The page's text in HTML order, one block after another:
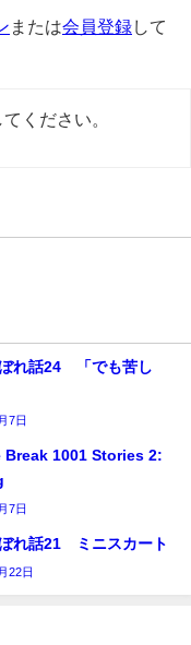
または会員登録して
てください。
れ話24 「でも苦し
7日
Break 1001 Stories 2:
7日
れ話21 ミニスカート
22日